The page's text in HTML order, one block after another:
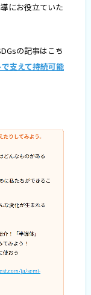
にお役立ていた
の記事はこち
支えて持続可能